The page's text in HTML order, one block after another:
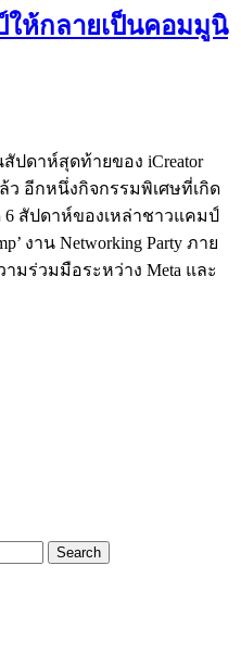
ให้กลายเป็นคอมมูนิ
ปดาห์สุดท้ายของ iCreator
แล้ว อีกหนึ่งกิจกรรมพิเศษที่เกิด
สัปดาห์ของเหล่าชาวแคมป์
งาน Networking Party ภาย
ามร่วมมือระหว่าง Meta และ